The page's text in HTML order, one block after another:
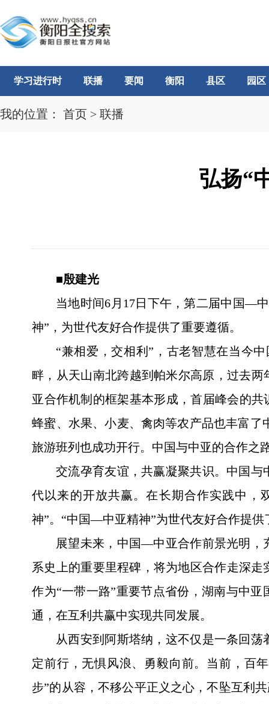
学习进行时 联播 要闻 衡阳 县区 园区
我的位置： 首页 > 联播
弘扬“
■殷建光
当地时间6月17日下午，第二届中国—
神”，为世代友好合作提供了重要遵循。
“兼相爱，交相利”，古老智慧在当今
畔，从天山南北跨越到帕米尔高原，过去
亚合作机制的框架基本形成，首届峰会的
蜂蜜、水果、小麦、禽肉等农产品也丰富
旅游班列也成功开行。中国与中亚的合作之
交流孕育友谊，共赢凝聚共识。中国
代以来的开放共赢。在长期合作实践中，
神”。“中国—中亚精神”为世代友好合作提
展望未来，中国—中亚合作前景光明，
系史上的重要里程碑，将为地区合作走深
作为“一带一路”重要节点省份，湖南与中
通，在互利共赢中实现共同发展。
从西安到阿斯塔纳，这不仅是一条回
定前行，无惧风浪、勇毅向前。当前，百
步”的从容，不移公平正义之心，不坠互利